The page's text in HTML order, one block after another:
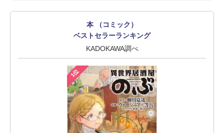
本 （コミック）
ベストセラーランキング
KADOKAWA調べ
1位